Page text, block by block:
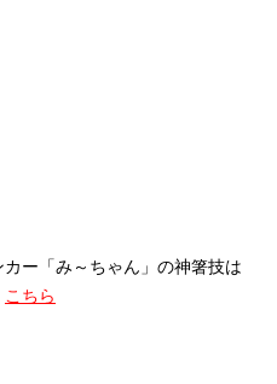
ー「み～ちゃん」の神箸技は
こちら